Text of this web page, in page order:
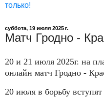
только!
суббота, 19 июля 2025 г.
Матч Гродно -
20 и 21 июля 2025г. на
онлайн матч Гродно -
20 июля в борьбу